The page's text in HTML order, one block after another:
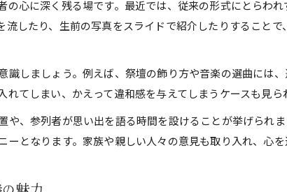
葬儀で大切にしたい心遣いとマナーとは
葬儀で「ありがとう」を避ける理由と背景
葬儀マナーで大切な言葉遣いと配慮の基本
遺族にかける言葉と葬儀での返答マナー
葬儀で伝わる心遣いの表現方法
心に深く残る場です。最近では、従来の形式にとらわ
したり、生前の写真をスライドで紹介したりすること
識しましょう。例えば、祭壇の飾り方や音楽の選曲には
てしまい、かえって違和感を与えてしまうケースも見ら
、参列者が思い出を語る時間を設けることが挙げられ
となります。家族や親しい人々の意見も取り入れ、心を